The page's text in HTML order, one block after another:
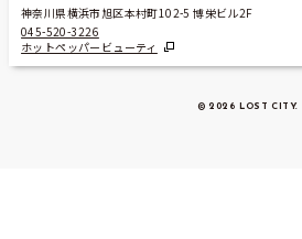
神奈川県横浜市旭区本村町102-5 博栄ビル2F
045-520-3226
ホットペッパービューティ
© 2026 LOST CITY.